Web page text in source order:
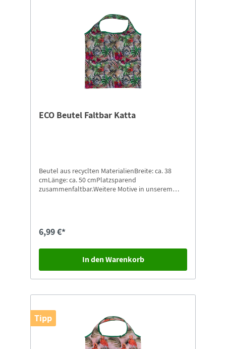
ECO Beutel Faltbar Katta
Beutel aus recyclten MaterialienBreite: ca. 38
cmLänge: ca. 50 cmPlatzsparend
zusammenfaltbar.Weitere Motive in unserem
6,99 €*
In den Warenkorb
Tipp